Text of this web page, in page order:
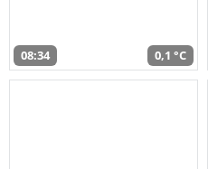
08:34 0,1 °C